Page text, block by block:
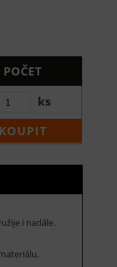
POČET
ks
KOUPIT
i nadále.